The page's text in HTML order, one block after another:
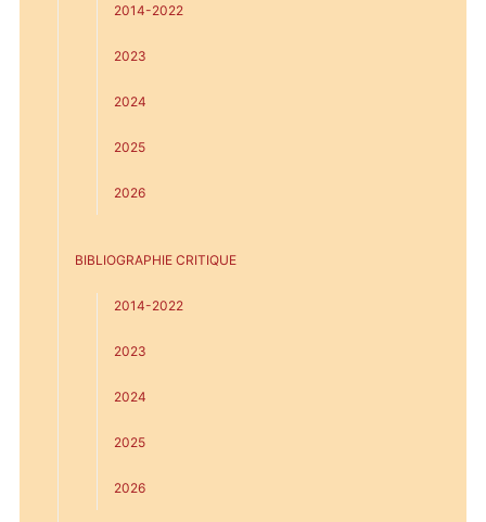
2014-2022
2023
2024
2025
2026
BIBLIOGRAPHIE CRITIQUE
2014-2022
2023
2024
2025
2026